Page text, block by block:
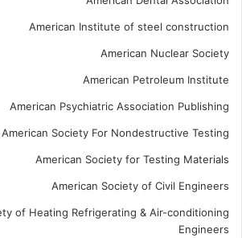
American Institute of steel construction
American Nuclear Society
American Petroleum Institute
American Psychiatric Association Publishing
American Society For Nondestructive Testing
American Society for Testing Materials
American Society of Civil Engineers
of Heating Refrigerating & Air-conditioning
Engineers